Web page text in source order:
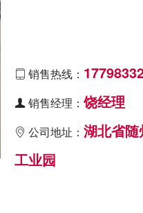
 销售热线：
 销售经理： 饶经理
 公司地址： 湖北省
工业园